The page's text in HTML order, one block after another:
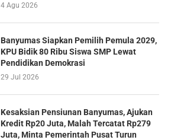
4 Agu 2026
Banyumas Siapkan Pemilih Pemula 2029,
KPU Bidik 80 Ribu Siswa SMP Lewat
Pendidikan Demokrasi
29 Jul 2026
Kesaksian Pensiunan Banyumas, Ajukan
Kredit Rp20 Juta, Malah Tercatat Rp279
Juta, Minta Pemerintah Pusat Turun